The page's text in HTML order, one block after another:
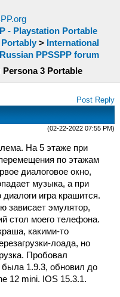
- Playstation Portable
> International
Russian PPSSPP forum
Persona 3 Portable
Post Reply
(02-22-2022 07:55 PM)
На 5 этаже при
по этажам
диалоговое окно,
музыка, а при
игра крашится.
зависает эмулятор,
стол моего телефона.
какими-то
лоада, но
Пробовал
1.9.3, обновил до
12 mini. IOS 15.3.1.